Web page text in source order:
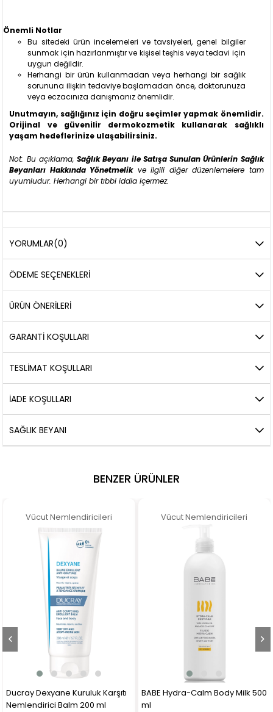
Önemli Notlar
Bu sitedeki ürün incelemeleri ve tavsiyeleri, genel bilgiler
sunmak için hazırlanmıştır ve kişisel teşhis veya tedavi için
uygun değildir.
Herhangi bir ürün kullanmadan veya herhangi bir sağlık
sorununa ilişkin tedaviye başlamadan önce, doktorunuza
veya eczacınıza danışmanız önemlidir.
Unutmayın, sağlığınız için doğru seçimler yapmak önemlidir.
Orijinal ve güvenilir dermokozmetik kullanarak sağlıklı
yaşam hedeflerinize ulaşabilirsiniz.
Not: Bu açıklama,Sağlık Beyanı ile Satışa Sunulan Ürünlerin Sağlık
Beyanları Hakkında Yönetmelikve ilgili diğer düzenlemelere tam
uyumludur. Herhangi bir tıbbi iddia içermez.
YORUMLAR(0)
ÖDEME SEÇENEKLERI
ÜRÜN ÖNERILERI
GARANTİ KOŞULLARI
TESLİMAT KOŞULLARI
İADE KOŞULLARI
SAĞLIK BEYANI
BENZER ÜRÜNLER
Vücut Nemlendiricileri
Ducray Dexyane Kuruluk Karşıtı
Nemlendirici Balm 200 ml
Vücut Nemlendiricileri
BABE Hydra-Calm Body Milk 500
ml